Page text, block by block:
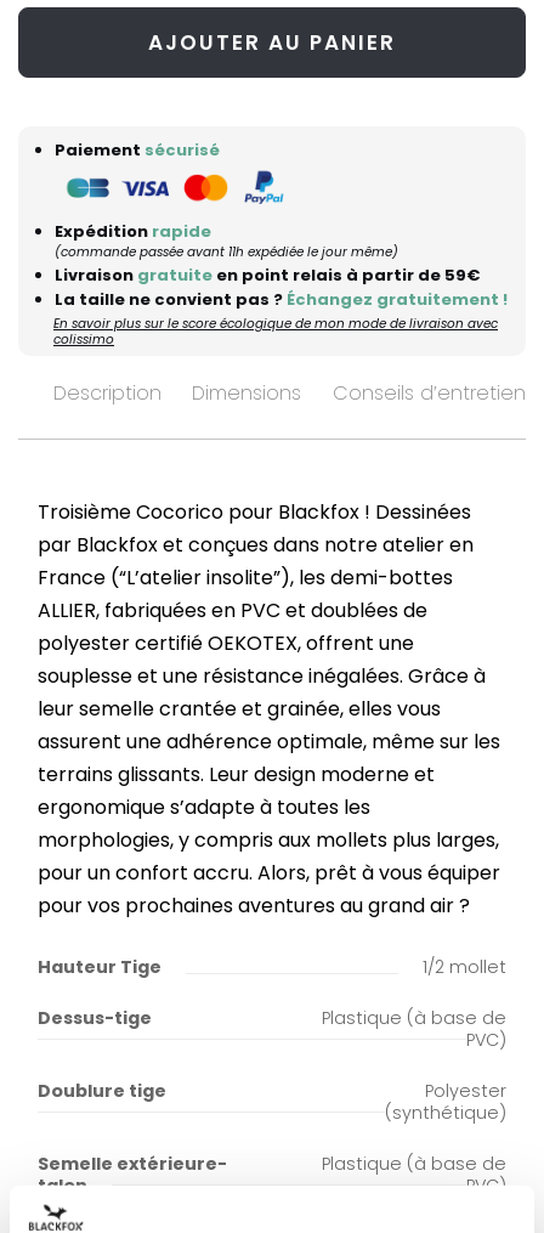
AJOUTER AU PANIER
Paiement sécurisé
Expédition rapide
(commande passée avant 11h expédiée le jour même)
Livraison gratuite en point relais à partir de 59€
La taille ne convient pas ? Échangez gratuitement !
En savoir plus sur le score écologique de mon mode de livraison avec
colissimo
Description Dimensions Conseils d’entretien
Troisième Cocorico pour Blackfox ! Dessinées
par Blackfox et conçues dans notre atelier en
France (“L’atelier insolite”), les demi-bottes
ALLIER, fabriquées en PVC et doublées de
polyester certifié OEKOTEX, offrent une
souplesse et une résistance inégalées. Grâce à
leur semelle crantée et grainée, elles vous
assurent une adhérence optimale, même sur les
terrains glissants. Leur design moderne et
ergonomique s’adapte à toutes les
morphologies, y compris aux mollets plus larges,
pour un confort accru. Alors, prêt à vous équiper
pour vos prochaines aventures au grand air ?
Hauteur Tige 1/2 mollet
Dessus-tige
Plastique (à base de
PVC)
Doublure tige
Polyester
(synthétique)
Semelle extérieure-
talon
Plastique (à base de
PVC)